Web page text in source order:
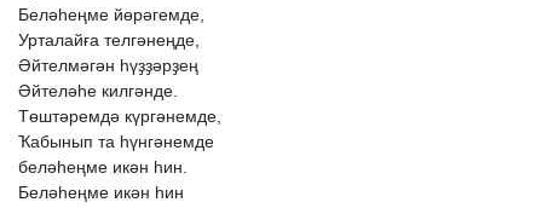
Беләһеңме йөрәгемде,
Урталайға телгәнеңде,
Әйтелмәгән һүҙҙәрҙең
Әйтеләһе килгәнде.
Төштәремдә күргәнемде,
Ҡабынып та һүнгәнемде
беләһеңме икән һин.
Беләһеңме икән һин